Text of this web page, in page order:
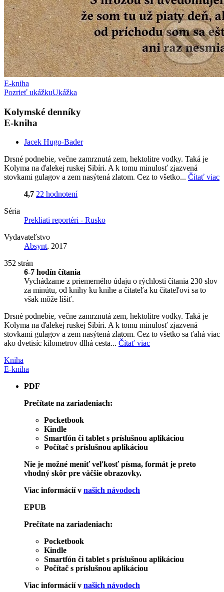
E-kniha
Pozrieť ukážkuUkážka
Kolymské denníky
E-kniha
Jacek Hugo-Bader
Drsné podnebie, večne zamrznutá zem, hektolitre vodky. Taká je
Kolyma na ďalekej ruskej Sibíri. A k tomu minulosť zjazvená
stovkami gulagov a zem nasýtená zlatom. Cez to všetko... Čítať viac
4,7 22 hodnotení
Séria
Prekliati reportéri - Rusko
Vydavateľstvo
Absynt, 2017
352 strán
6-7 hodín čítania
Vychádzame z priemerného údaju o rýchlosti čítania 230 slov
za minútu, od knihy ku knihe a čitateľa ku čitateľovi sa to
však môže líšiť.
Drsné podnebie, večne zamrznutá zem, hektolitre vodky. Taká je
Kolyma na ďalekej ruskej Sibíri. A k tomu minulosť zjazvená
stovkami gulagov a zem nasýtená zlatom. Cez to všetko sa ťahá viac
ako dvetisíc kilometrov dlhá cesta... Čítať viac
Kniha
E-kniha
PDF
Prečítate na zariadeniach:
Pocketbook
Kindle
Smartfón či tablet s príslušnou aplikáciou
Počítač s príslušnou aplikáciou
Nie je možné meniť veľkosť písma, formát je preto
vhodný skôr pre väčšie obrazovky.
Viac informácií v našich návodoch
EPUB
Prečítate na zariadeniach:
Pocketbook
Kindle
Smartfón či tablet s príslušnou aplikáciou
Počítač s príslušnou aplikáciou
Viac informácií v našich návodoch